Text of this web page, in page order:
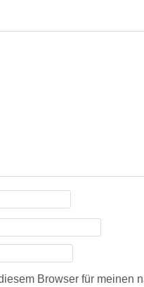
Browser für meinen